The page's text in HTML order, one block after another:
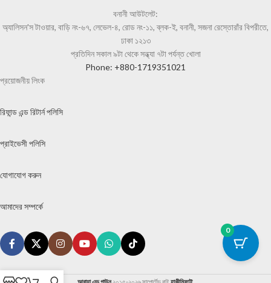
বনানী আউটলেট:
অ্যালিসন'স টাওয়ার, বাড়ি নং-৬৭, লেভেল-৪, রোড নং-১১, ব্লক-ই, বনানী, সজনা রেস্তোরাঁর বিপরীতে,
ঢাকা ১২১৩
প্রতিদিন সকাল ৯টা থেকে সন্ধ্যা ৭টা পর্যন্ত খোলা
Phone: +880-1719351021
প্রয়োজনীয় লিংক
রিফান্ড এন্ড রিটার্ন পলিসি
প্রাইভেসী পলিসি
যোগাযোগ করুন
আমাদের সম্পর্কে
0